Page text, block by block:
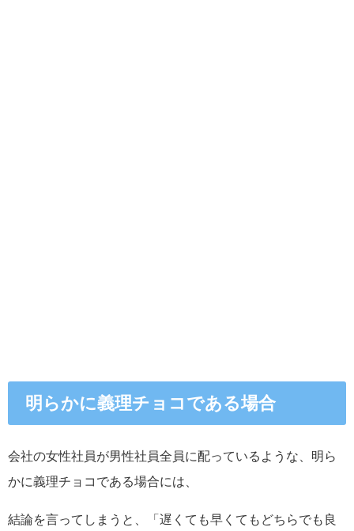
明らかに義理チョコである場合
会社の女性社員が男性社員全員に配っているような、明ら
かに義理チョコである場合には、
結論を言ってしまうと、「遅くても早くてもどちらでも良